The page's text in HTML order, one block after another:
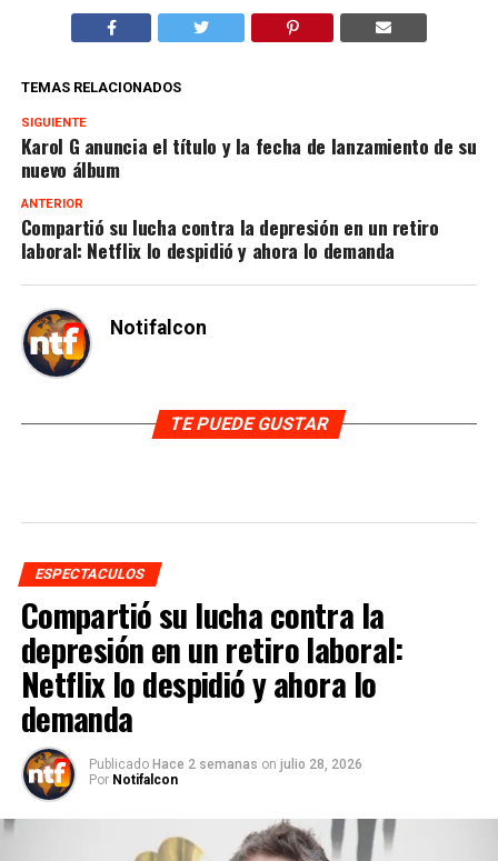
TEMAS RELACIONADOS
SIGUIENTE
Karol G anuncia el título y la fecha de lanzamiento de su
nuevo álbum
ANTERIOR
Compartió su lucha contra la depresión en un retiro
laboral: Netflix lo despidió y ahora lo demanda
Notifalcon
TE PUEDE GUSTAR
ESPECTACULOS
Compartió su lucha contra la
depresión en un retiro laboral:
Netflix lo despidió y ahora lo
demanda
Publicado Hace 2 semanas on julio 28, 2026
Por Notifalcon